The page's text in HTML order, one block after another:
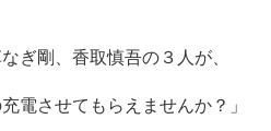
ぎ剛 香取慎吾の３人が、
電させてもらえませんか？
」